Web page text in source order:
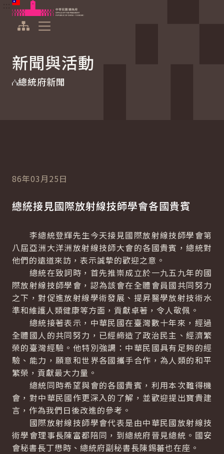
跳到主要內容
中華民國總統府
新聞與活動
總統府新聞
86年03月25日
總統接見國際放射線技師學會各國貴賓
李總統登輝先生今天接見國際放射線技師學會第
八屆亞洲大洋洲放射線技師大會的各國貴賓，總統對
他們的遠道來訪，表示誠摯的歡迎之意。
總統在致詞時，首先推崇成立於一九五九年的國
際放射線技師學會，認為該會在全體會員國共同努力
之下，對促進放射線學術發展、提昇醫學放射技術水
準和維護人類健康等方面，貢獻卓著，令人敬佩。
總統接著表示，中華民國在臺灣數十年來，經過
全體國人的共同努力，已經締造了政治民主、經濟繁
榮的臺灣經驗。他特別強調：中華民國具有足夠的經
驗、能力，願意和世界各國攜手合作，為人類的和平
繁榮，貢獻最大力量。
總統同時希望與會的各國貴賓，利用本次難得機
會，對中華民國作更深入的了解，並歡迎提出寶貴建
言，作為我們日後改進的參考。
國際放射線技師學會代表是由中華民國放射線技
術學會理事長陳富都陪同，到總統府晉見總統。國安
會秘書長丁懋時、總統府副秘書長陳錫蕃也在座。